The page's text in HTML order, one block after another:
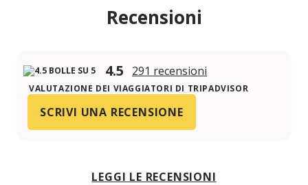
Recensioni
4.5 291 recensioni
VALUTAZIONE DEI VIAGGIATORI DI TRIPADVISOR
SCRIVI UNA RECENSIONE
LEGGI LE RECENSIONI